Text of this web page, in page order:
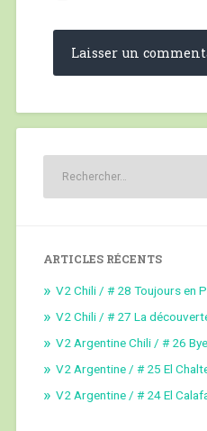
ARTICLES RÉCENTS
V2 Chili / # 28 Toujours en
V2 Chili / # 27 La
V2 Argentine Chili / # 26
V2 Argentine / # 25 El
V2 Argentine / # 24 El